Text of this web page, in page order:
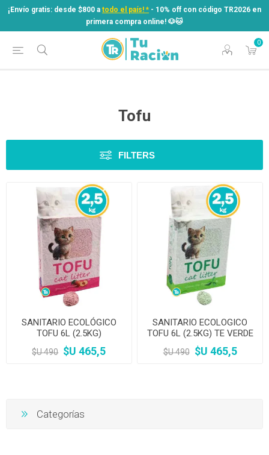
¡Envío gratis: desde $800 a todo el país! * - 10% off con código TR2026 en
primera compra online! ​🐶​🐱
0
¡Envío gratis: desde $800 atodo el país! *
- 10% off con código TR2026 en
primera compra online! ​🐶​🐱
Tofu
FILTERS
SANITARIO ECOLÓGICO
TOFU 6L (2.5KG)
MELOCOTON
$U 490 $U 465,5
SANITARIO ECOLOGICO
TOFU 6L (2.5KG) TE VERDE
$U 490 $U 465,5
Categorías